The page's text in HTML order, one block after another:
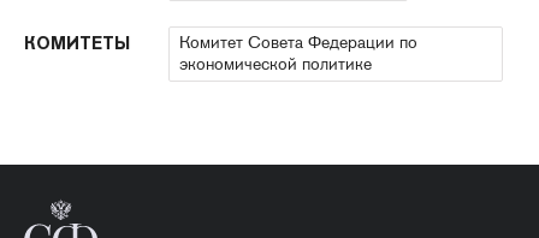
КОМИТЕТЫ
Комитет Совета Федерации по
экономической политике